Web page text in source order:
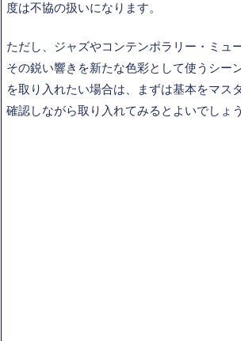
度は不協の扱いになります。
ただし、ジャズやコンテンポラリー・ミュ
その鋭い響きを新たな色彩として使うシー
を取り入れたい場合は、まずは基本をマス
確認しながら取り入れてみるとよいでしょう